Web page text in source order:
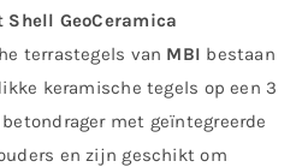
Shell GeoCeramica
terrastegels van MBI bestaan
keramische tegels op een 3
met geïntegreerde
en zijn geschikt om